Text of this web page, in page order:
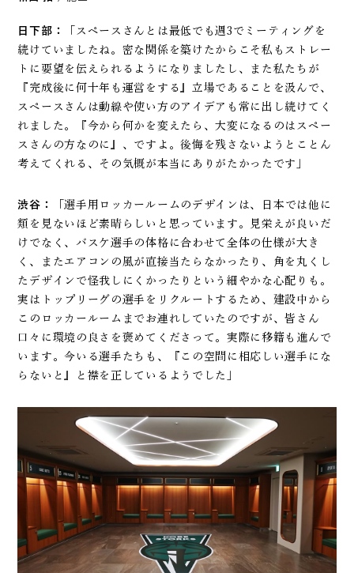
日下部：
「スペースさんとは最低でも週3でミーティングを
続けていましたね。密な関係を築けたからこそ私もストレー
トに要望を伝えられるようになりましたし、また私たちが
『完成後に何十年も運営をする』立場であることを汲んで、
スペースさんは動線や使い方のアイデアも常に出し続けてく
れました。『今から何かを変えたら、大変になるのはスペー
スさんの方なのに』、ですよ。後悔を残さないようとことん
考えてくれる、その気概が本当にありがたかったです」
渋谷：
「選手用ロッカールームのデザインは、日本では他に
類を見ないほど素晴らしいと思っています。見栄えが良いだ
けでなく、バスケ選手の体格に合わせて全体の仕様が大き
く、またエアコンの風が直接当たらなかったり、角を丸くし
たデザインで怪我しにくかったりという細やかな心配りも。
実はトップリーグの選手をリクルートするため、建設中から
このロッカールームまでお連れしていたのですが、皆さん
口々に環境の良さを褒めてくださって。実際に移籍も進んで
います。今いる選手たちも、『この空間に相応しい選手にな
らないと』と襟を正しているようでした」